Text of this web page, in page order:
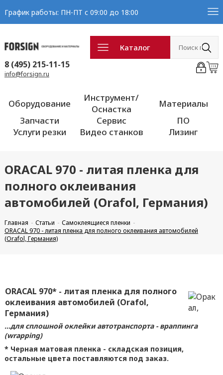
График работы: ПН-ПТ с 09:00 до 18:00
Каталог
8 (495) 215-11-15
info@forsign.ru
Оборудование
Инструмент/
Оснастка
Материалы
Запчасти
Сервис
ПО
Услуги резки
Видео станков Лизинг
ORACAL 970 - литая пленка для
полного оклеивания
автомобилей (Orafol, Германия)
Главная Статьи
Самоклеящиеся пленки
ORACAL 970 - литая пленка для полного оклеивания автомобилей
(Orafol, Германия)
ORACAL 970* - литая пленка для полного
оклеивания автомобилей (Orafol,
Германия)
...для сплошной оклейки автотранспорта - враппинга
(wrapping)
* Черная матовая пленка - складская позиция,
остальные цвета поставляются под заказ.